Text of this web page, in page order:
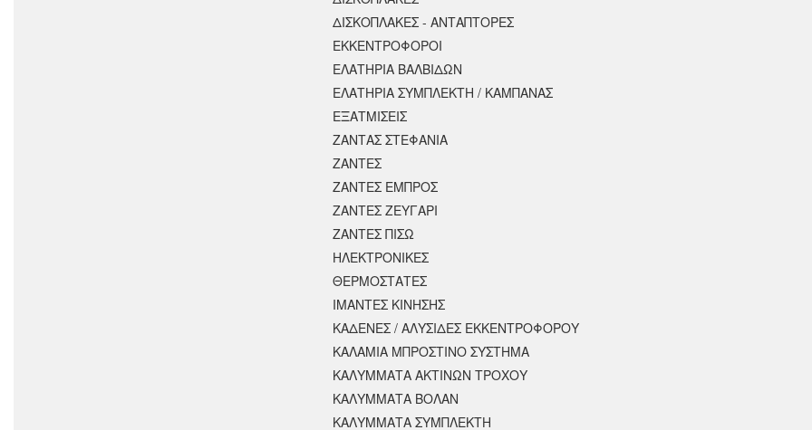
ΔΙΣΚΟΠΛΑΚΕΣ - ΑΝΤΑΠΤΟΡΕΣ
ΕΚΚΕΝΤΡΟΦΟΡΟΙ
ΕΛΑΤΗΡΙΑ ΒΑΛΒΙΔΩΝ
ΕΛΑΤΗΡΙΑ ΣΥΜΠΛΕΚΤΗ / ΚΑΜΠΑΝΑΣ
ΕΞΑΤΜΙΣΕΙΣ
ΖΑΝΤΑΣ ΣΤΕΦΑΝΙΑ
ΖΑΝΤΕΣ
ΖΑΝΤΕΣ ΕΜΠΡΟΣ
ΖΑΝΤΕΣ ΖΕΥΓΑΡΙ
ΖΑΝΤΕΣ ΠΙΣΩ
ΗΛΕΚΤΡΟΝΙΚΕΣ
ΘΕΡΜΟΣΤΑΤΕΣ
ΙΜΑΝΤΕΣ ΚΙΝΗΣΗΣ
ΚΑΔΕΝΕΣ / ΑΛΥΣΙΔΕΣ ΕΚΚΕΝΤΡΟΦΟΡΟΥ
ΚΑΛΑΜΙΑ ΜΠΡΟΣΤΙΝΟ ΣΥΣΤΗΜΑ
ΚΑΛΥΜΜΑΤΑ ΑΚΤΙΝΩΝ ΤΡΟΧΟΥ
ΚΑΛΥΜΜΑΤΑ ΒΟΛΑΝ
ΚΑΛΥΜΜΑΤΑ ΣΥΜΠΛΕΚΤΗ